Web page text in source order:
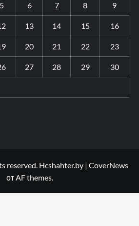
5 6 7 8 9
13 14 15 16
20 21 22 23
27 28 29 30
reserved. Hcshahter.by | CoverNews
от AF themes.